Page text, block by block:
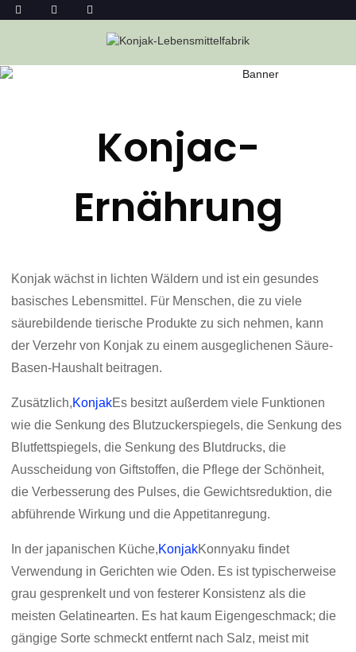
REZEPTE
Konjac-
Ernährung
Konjak wächst in lichten Wäldern und ist ein gesundes
basisches Lebensmittel. Für Menschen, die zu viele
säurebildende tierische Produkte zu sich nehmen, kann
der Verzehr von Konjak zu einem ausgeglichenen Säure-
Basen-Haushalt beitragen.
Zusätzlich,KonjakEs besitzt außerdem viele Funktionen
wie die Senkung des Blutzuckerspiegels, die Senkung des
Blutfettspiegels, die Senkung des Blutdrucks, die
Ausscheidung von Giftstoffen, die Pflege der Schönheit,
die Verbesserung des Pulses, die Gewichtsreduktion, die
abführende Wirkung und die Appetitanregung.
In der japanischen Küche,KonjakKonnyaku findet
Verwendung in Gerichten wie Oden. Es ist typischerweise
grau gesprenkelt und von festerer Konsistenz als die
meisten Gelatinearten. Es hat kaum Eigengeschmack; die
gängige Sorte schmeckt entfernt nach Salz, meist mit